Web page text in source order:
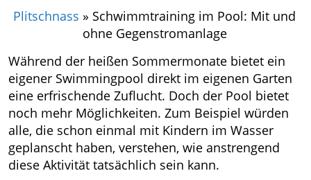
Plitschnass » Schwimmtraining im Pool: Mit und
ohne Gegenstromanlage
Während der heißen Sommermonate bietet ein
eigener Swimmingpool direkt im eigenen Garten
eine erfrischende Zuflucht. Doch der Pool bietet
noch mehr Möglichkeiten. Zum Beispiel würden
alle, die schon einmal mit Kindern im Wasser
geplanscht haben, verstehen, wie anstrengend
diese Aktivität tatsächlich sein kann.